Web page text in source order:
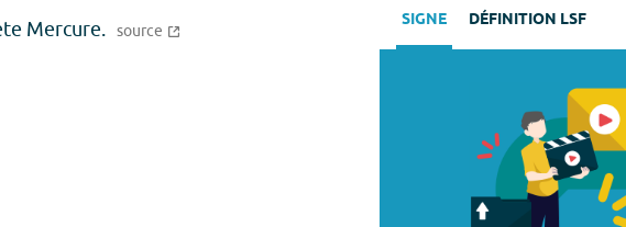
Mercure. source SIGNE DÉFINITION LSF